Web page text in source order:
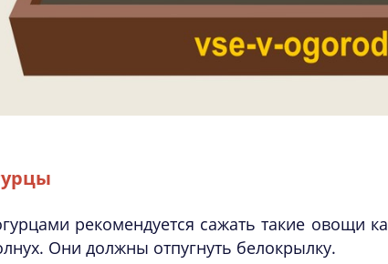
рекомендуется сажать такие овощи
Они должны отпугнуть белокрылку.